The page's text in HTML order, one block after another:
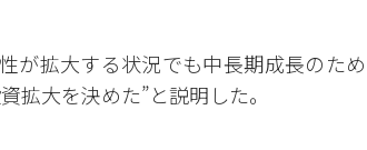
が拡大する状況でも中長期成長のため
大を決めた”と説明した。